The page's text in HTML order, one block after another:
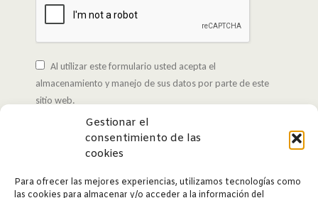
Gestionar el
consentimiento de las
cookies
Para ofrecer las mejores experiencias, utilizamos tecnologías como
las cookies para almacenar y/o acceder a la información del
Al utilizar este formulario usted acepta el
almacenamiento y manejo de sus datos por parte de este
sitio web.